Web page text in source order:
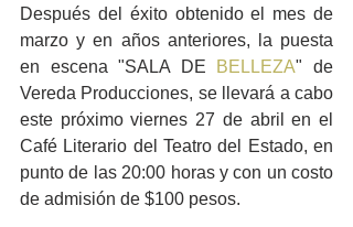
Después del éxito obtenido el mes de
marzo y en años anteriores, la puesta
en escena "SALA DE BELLEZA" de
Vereda Producciones, se llevará a cabo
este próximo viernes 27 de abril en el
Café Literario del Teatro del Estado, en
punto de las 20:00 horas y con un costo
de admisión de $100 pesos.